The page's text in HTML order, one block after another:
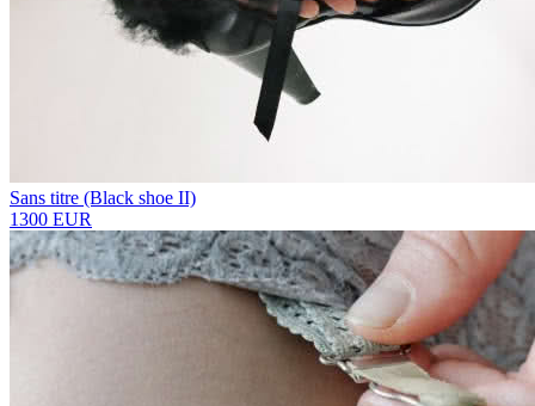
Sans titre (Black shoe II)
1300 EUR